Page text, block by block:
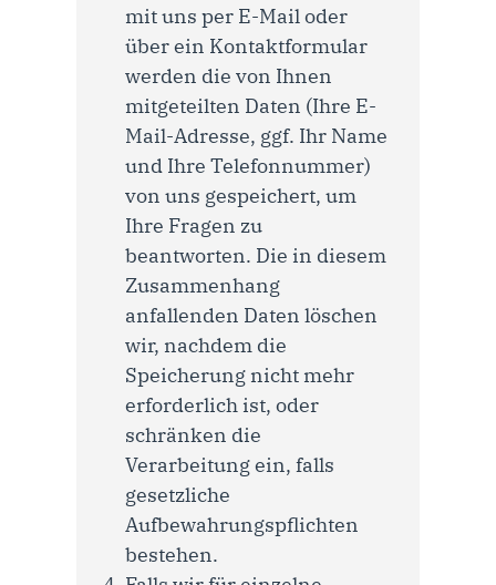
mit uns per E-Mail oder
über ein Kontaktformular
werden die von Ihnen
mitgeteilten Daten (Ihre E-
Mail-Adresse, ggf. Ihr Name
und Ihre Telefonnummer)
von uns gespeichert, um
Ihre Fragen zu
beantworten. Die in diesem
Zusammenhang
anfallenden Daten löschen
wir, nachdem die
Speicherung nicht mehr
erforderlich ist, oder
schränken die
Verarbeitung ein, falls
gesetzliche
Aufbewahrungspflichten
bestehen.